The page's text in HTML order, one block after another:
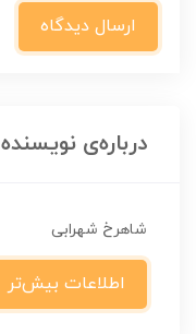
ارسال دیدگاه
درباره‌ی نویسنده
شاهرخ شهرابی
اطلاعات بیش‌تر